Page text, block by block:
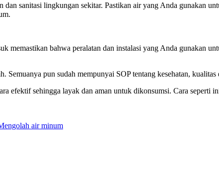
sanitasi lingkungan sekitar. Pastikan air yang Anda gunakan
bahwa peralatan dan instalasi yang Anda gunakan
pun sudah mempunyai SOP tentang kesehatan,
efektif sehingga layak dan aman untuk dikonsumsi. Cara seperti
air minum